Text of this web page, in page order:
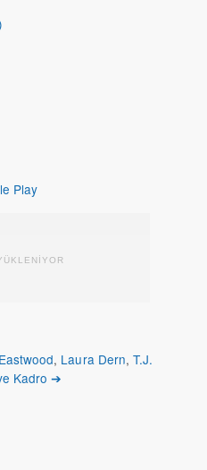
Play
, Laura Dern, T.J.
Kadro ➔